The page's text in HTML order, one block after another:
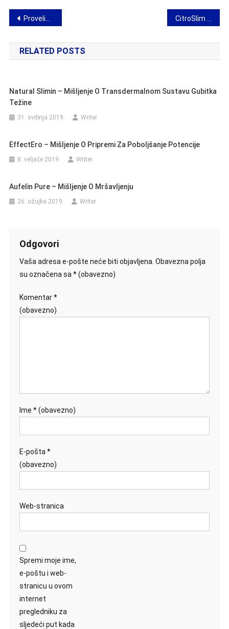
Navigacija
objava
Provelia za celulit – djelovanje, sastav i mišljenja
RELATED POSTS
Natural Slimin – Mišljenje O Transdermalnom Sustavu Gubitka
Težine
31. svibnja 2019. Writer
EffectEro – Mišljenje O Pripremi Za Poboljšanje Potencije
8. veljače 2019. Writer
Aufelin Pure – Mišljenje O Mršavljenju
26. ožujka 2019. Writer
Odgovori
Vaša adresa e-pošte neće biti objavljena. Obavezna polja
su označena sa * (obavezno)
Komentar*
(obavezno)
Ime * (obavezno)
E-pošta *
(obavezno)
Web-stranica
Spremi moje ime,
e-poštu i web-
stranicu u ovom
internet
pregledniku za
sljedeći put kada